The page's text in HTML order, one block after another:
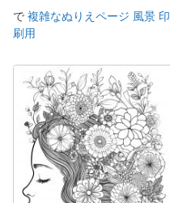
で 複雑なぬりえページ 風景 印
刷用